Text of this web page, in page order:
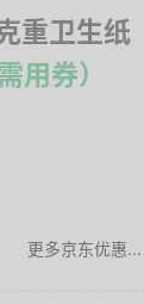
重卫生纸
用券）
更多京东优惠...